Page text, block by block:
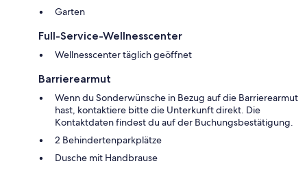
Garten
Full-Service-Wellnesscenter
Wellnesscenter täglich geöffnet
Barrierearmut
Wenn du Sonderwünsche in Bezug auf die Barrierearmut
hast, kontaktiere bitte die Unterkunft direkt. Die
Kontaktdaten findest du auf der Buchungsbestätigung.
2 Behindertenparkplätze
Dusche mit Handbrause